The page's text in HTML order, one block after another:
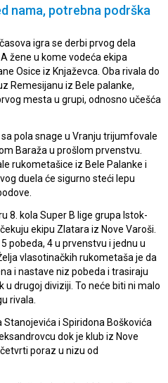
nama, potrebna podrška
igra se derbi prvog dela
žene u kome vodeća ekipa
Osice iz Knjaževca. Oba rivala do
Remesijanu iz Bele palanke,
mesta u grupi, odnosno učešća
pola snage u Vranju trijumfovale
Baraža u prošlom prvenstvu.
rukometašice iz Bele Palanke i
duela će sigurno steći lepu
8. kola Super B lige grupa Istok-
ekipu Zlatara iz Nove Varoši.
pobeda, 4 u prvenstvu i jednu u
vlasotinačkih rukometaša je da
i nastave niz pobeda i trasiraju
drugoj diviziji. To neće biti ni malo
rivala.
i Spiridona Boškovića
dok je klub iz Nove
poraz u nizu od